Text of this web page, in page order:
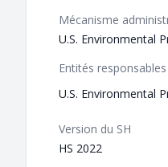
Mécanisme
U.S. Environmental
Entités responsables
U.S. Environmental
Version du SH
HS 2022